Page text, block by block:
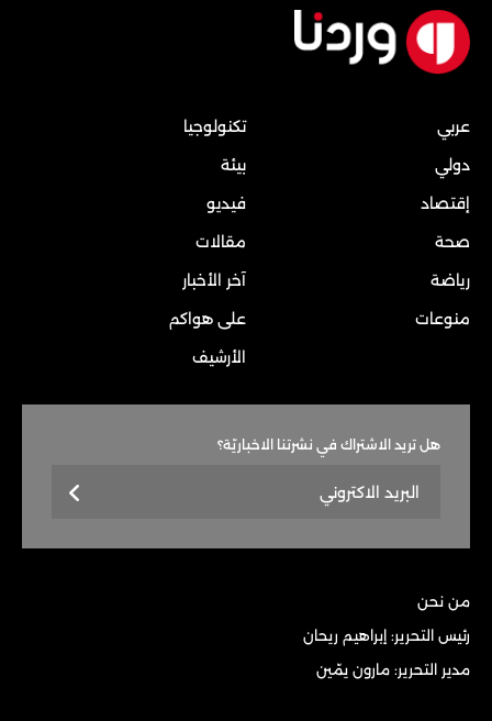
عربي
دولي
إقتصاد
صحة
رياضة
منوعات
تكنولوجيا
بيئة
فيديو
مقالات
آخر الأخبار
على هواكم
الأرشيف
هل تريد الاشتراك في نشرتنا الاخباريّة؟
من نحن
رئيس التحرير: إبراهيم ريحان
مدير التحرير: مارون يمّين